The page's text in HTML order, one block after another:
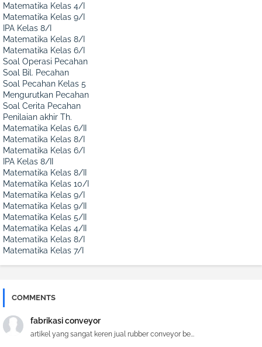
Matematika Kelas 4/I
Matematika Kelas 9/I
IPA Kelas 8/I
Matematika Kelas 8/I
Matematika Kelas 6/I
Soal Operasi Pecahan
Soal Bil. Pecahan
Soal Pecahan Kelas 5
Mengurutkan Pecahan
Soal Cerita Pecahan
Penilaian akhir Th.
Matematika Kelas 6/II
Matematika Kelas 8/I
Matematika Kelas 6/I
IPA Kelas 8/II
Matematika Kelas 8/II
Matematika Kelas 10/I
Matematika Kelas 9/I
Matematika Kelas 9/II
Matematika Kelas 5/II
Matematika Kelas 4/II
Matematika Kelas 8/I
Matematika Kelas 7/I
COMMENTS
fabrikasi conveyor
artikel yang sangat keren jual rubber conveyor be...